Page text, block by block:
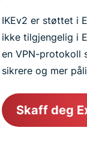
IKEv2 er støttet i
ikke tilgjengelig i
en VPN-protokoll
sikrere og mer
Skaff deg